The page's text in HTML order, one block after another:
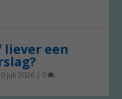
liever een
juli 2026 | 0